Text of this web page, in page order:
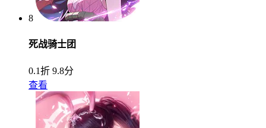
8
死战骑士团
0.1折 9.8分
查看